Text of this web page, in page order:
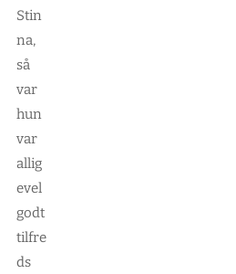
Stin
na,
så
var
hun
var
allig
evel
godt
tilfre
ds